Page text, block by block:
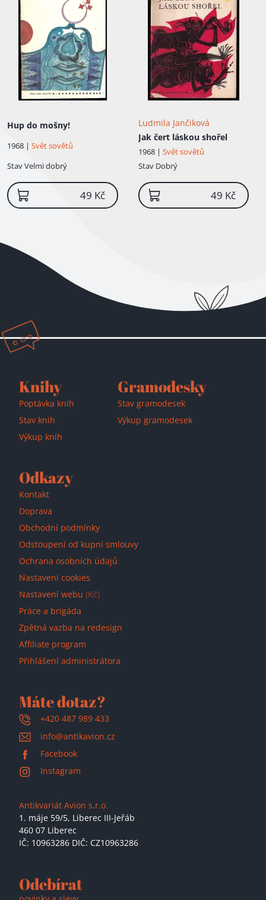
Hup do mošny!
1968 | Svět sovětů
StavVelmi dobrý
49 Kč
Ludmila Jančiková
Jak čert láskou shořel
1968 | Svět sovětů
Stav Dobrý
49 Kč
Knihy
Poptávka knih
Stav knih
Výkup knih
Gramodesky
Stav gramodesek
Výkup gramodesek
Odkazy
Kontakt
Doprava
Obchodní podmínky
Odstoupení od kupní smlouvy
Ochrana osobních údajů
Nastavení cookies
Nastavení webu (Kč)
Práce a brigáda
Zpětná vazba na redesign
Affiliate program
Přihlášení administrátora
Máte dotaz?
+420 487 989 433
info@antikavion.cz
Facebook
Instagram
Antikvariát Avion s.r.o.
1. máje 59/5, Liberec III-Jeřáb
460 07 Liberec
IČ: 10963286 DIČ: CZ10963286
Odebírat